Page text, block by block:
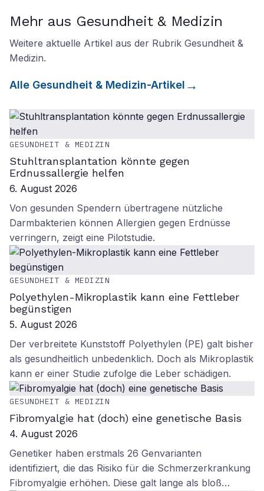
Mehr aus Gesundheit & Medizin
Weitere aktuelle Artikel aus der Rubrik Gesundheit &
Medizin.
Alle Gesundheit & Medizin-Artikel
GESUNDHEIT & MEDIZIN
Stuhltransplantation könnte gegen
Erdnussallergie helfen
6. August 2026
Von gesunden Spendern übertragene nützliche
Darmbakterien können Allergien gegen Erdnüsse
verringern, zeigt eine Pilotstudie.
GESUNDHEIT & MEDIZIN
Polyethylen-Mikroplastik kann eine Fettleber
begünstigen
5. August 2026
Der verbreitete Kunststoff Polyethylen (PE) galt bisher
als gesundheitlich unbedenklich. Doch als Mikroplastik
kann er einer Studie zufolge die Leber schädigen.
GESUNDHEIT & MEDIZIN
Fibromyalgie hat (doch) eine genetische Basis
4. August 2026
Genetiker haben erstmals 26 Genvarianten
identifiziert, die das Risiko für die Schmerzerkrankung
Fibromyalgie erhöhen. Diese galt lange als bloß…